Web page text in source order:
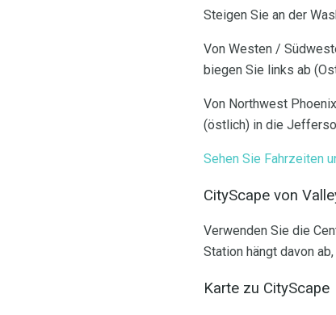
Steigen Sie an der
Von Westen /
biegen Sie links ab
Von Northwest
(östlich) in die
Sehen Sie Fahrzeiten
CityScape von
Verwenden Sie die
Station hängt davon
Karte zu CityScape